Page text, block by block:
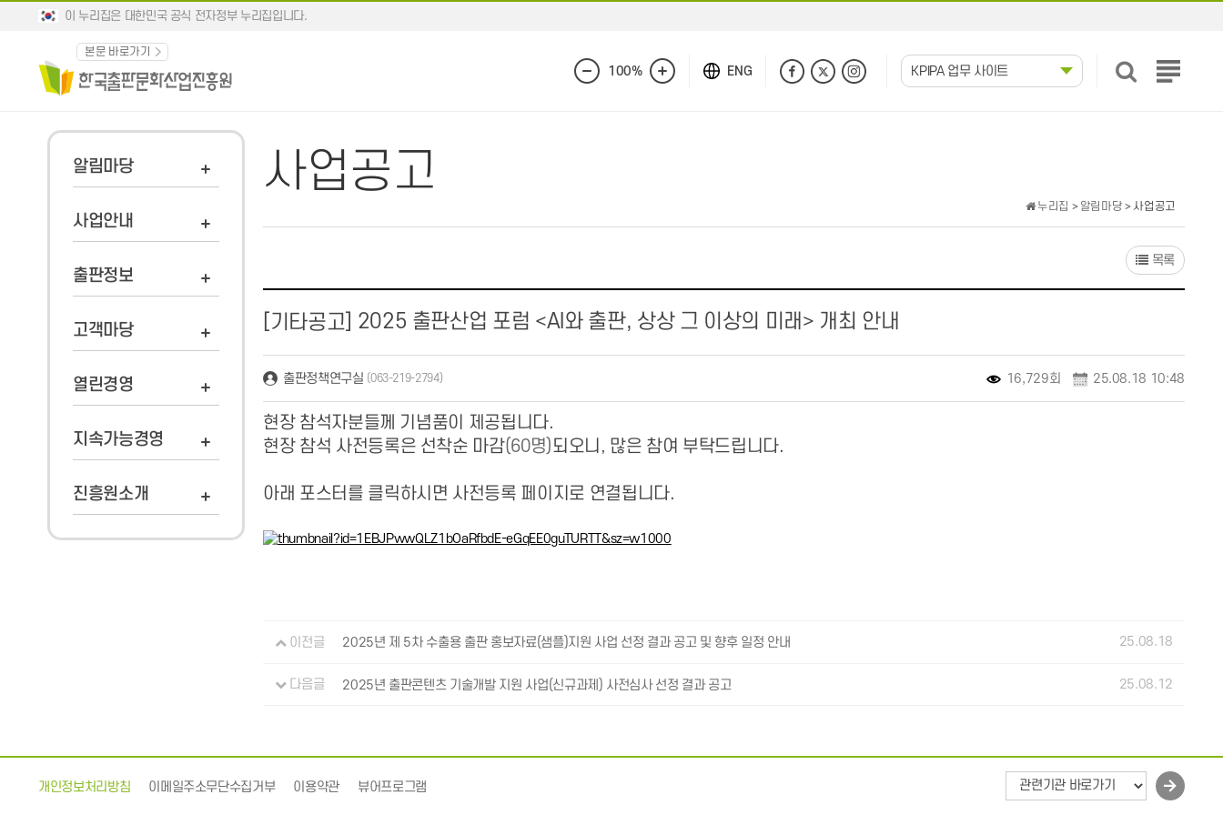
이 누리집은 대한민국 공식 전자정부 누리집입니다.
본문 바로가기
화
100%
화
ENG KPIPA 업무 사이트
전
알림마당
사업안내
출판정보
고객마당
열린경영
지속가능경영
진흥원소개
사업공고
누리집 > 알림마당 > 사업공고
목록
[기타공고] 2025 출판산업 포럼 <AI와 출판, 상상 그 이상의 미래> 개최 안내
출판정책연구실 (063-219-2794) 16,729회 25.08.18 10:48
현장 참석자분들께 기념품이 제공됩니다.
현장 참석 사전등록은 선착순 마감(60명)되오니, 많은 참여 부탁드립니다.
아래 포스터를 클릭하시면 사전등록 페이지로 연결됩니다.
이전글 2025년 제 5차 수출용 출판 홍보자료(샘플)지원 사업 선정 결과 공고 및 향후 일정 안내 25.08.18
다음글 2025년 출판콘텐츠 기술개발 지원 사업(신규과제) 사전심사 선정 결과 공고 25.08.12
개인정보처리방침 이메일주소무단수집거부 이용약관 뷰어프로그램
바
로